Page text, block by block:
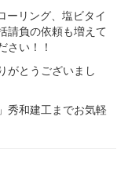
ーリング、塩ビタイ
請負の依頼も増えて
さい！！
がとうございまし
秀和建工までお気軽